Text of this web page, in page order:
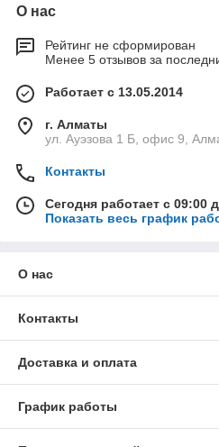
О нас
Рейтинг не сформирован
Менее 5 отзывов за
Работает с 13.05.2014
г. Алматы
ул. Ауэзова 1 Б, офис 9,
Контакты
Сегодня работает с 09:00
Показать весь график
О нас
Контакты
Доставка и оплата
График работы